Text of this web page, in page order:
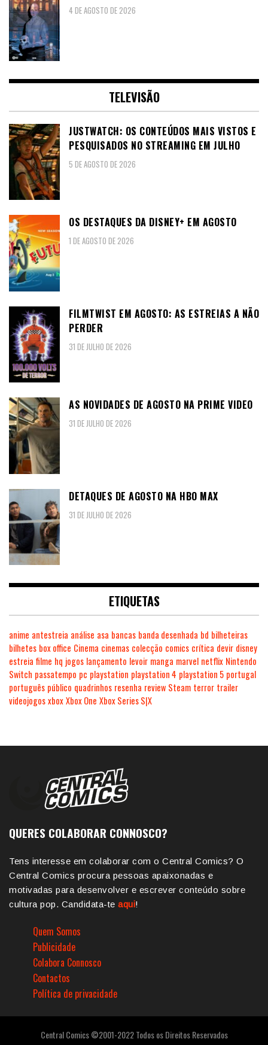
4 DE AGOSTO DE 2026
TELEVISÃO
JUSTWATCH: OS CONTEÚDOS MAIS VISTOS E
PESQUISADOS NO STREAMING EM JULHO
5 DE AGOSTO DE 2026
OS DESTAQUES DA DISNEY+ EM AGOSTO
1 DE AGOSTO DE 2026
FILMTWIST EM AGOSTO: AS ESTREIAS A NÃO
PERDER
31 DE JULHO DE 2026
AS NOVIDADES DE AGOSTO NA PRIME VIDEO
31 DE JULHO DE 2026
DETAQUES DE AGOSTO NA HBO MAX
31 DE JULHO DE 2026
ETIQUETAS
anime antestreia análise asa bancas banda desenhada bd bilheteiras
bilhetes box office Cinema cinemas colecção comics crítica devir disney
estreia filme hq jogos lançamento levoir manga marvel netflix Nintendo
Switch passatempo pc playstation playstation 4 playstation 5 portugal
português público quadrinhos resenha review Steam terror trailer
videojogosxboxXbox One Xbox Series S|X
QUERES COLABORAR CONNOSCO?
Tens interesse em colaborar com o Central Comics? O
Central Comics procura pessoas apaixonadas e
motivadas para desenvolver e escrever conteúdo sobre
cultura pop. Candidata-te aqui!
Quem Somos
Publicidade
Colabora Connosco
Contactos
Política de privacidade
Central Comics ©2001-2022 Todos os Direitos Reservados